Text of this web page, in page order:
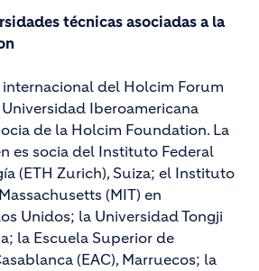
técnicas asociadas a la
internacional del Holcim Forum
Iberoamericana
de la Holcim Foundation. La
es socia del Instituto Federal
(ETH Zurich), Suiza; el Instituto
(MIT) en
Unidos; la Universidad Tongji
la Escuela Superior de
(EAC), Marruecos; la